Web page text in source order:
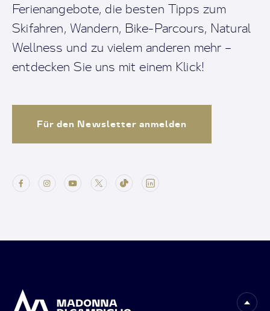
Ferienangebote, die besten Tipps zum
Skifahren, Wandern, Bike-Parcours, Natural
Wellness und zu vielem anderen mehr –
entdecken Sie uns mit einem Klick!
Für den Newsletter anmelden